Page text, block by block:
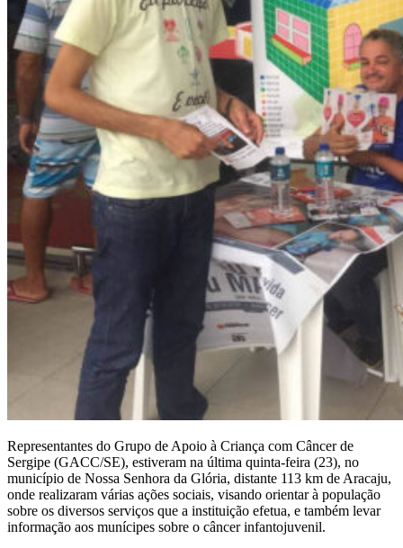
Representantes do Grupo de Apoio à Criança com Câncer de
Sergipe (GACC/SE), estiveram na última quinta-feira (23), no
município de Nossa Senhora da Glória, distante 113 km de Aracaju,
onde realizaram várias ações sociais, visando orientar à população
sobre os diversos serviços que a instituição efetua, e também levar
informação aos munícipes sobre o câncer infantojuvenil.